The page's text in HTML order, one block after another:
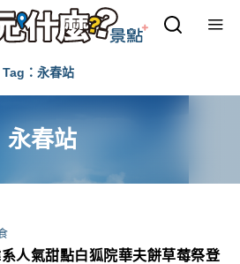
Tag：永春站
永春站
人氣甜點白狐院華夫餅草莓祭登